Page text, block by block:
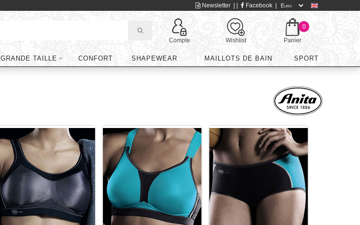
Newsletter Facebook
Compte Wishlist
0
Panier
GRANDE TAILLE CONFORT SHAPEWEAR MAILLOTS DE BAIN SPORT